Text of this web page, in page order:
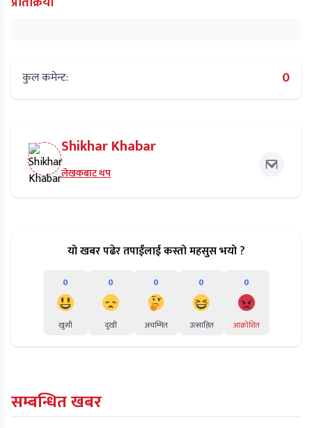
कुल कमेन्ट: 0
Shikhar Khabar
लेखकबाट थप
यो खबर पढेर तपाईंलाई कस्तो महसुस भयो ?
0
खुसी
0
दुखी
0
अचम्मित
0
उत्साहित
0
आक्रोशित
सम्बन्धित खबर